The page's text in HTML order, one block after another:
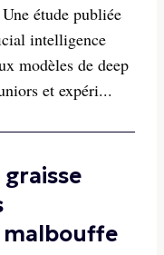
étude publiée
intelligence
modèles de deep
et expéri...
graisse
malbouffe